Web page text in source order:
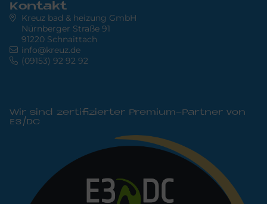
Kontakt
Kreuz bad & heizung GmbH
Nürnberger Straße 91
91220 Schnaittach
info@kreuz.de
(09153) 92 92 92
Wir sind zertifizierter Premium-Partner von
E3/DC